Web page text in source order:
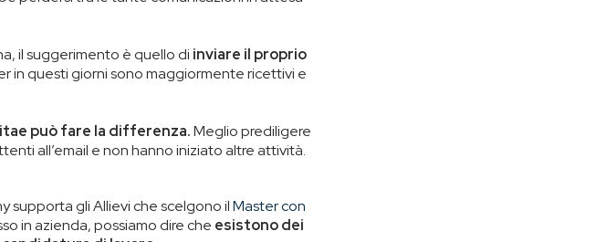
il suggerimento è quello di inviare il proprio
in questi giorni sono maggiormente ricettivi e
può fare la differenza.Meglio prediligere
all’email e non hanno iniziato altre attività.
supporta gli Allievi che scelgono ilMaster con
in azienda, possiamo dire che esistono dei